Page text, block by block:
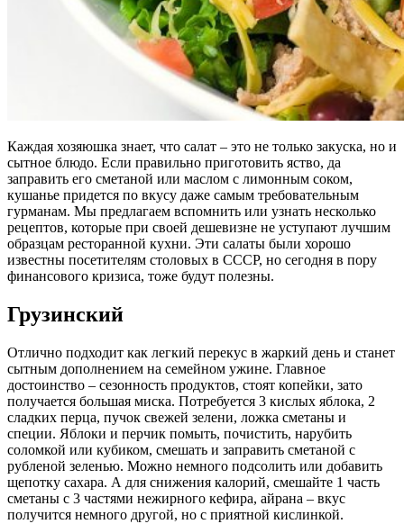
Каждая хозяюшка знает, что салат – это не только закуска, но и
сытное блюдо. Если правильно приготовить яство, да
заправить его сметаной или маслом с лимонным соком,
кушанье придется по вкусу даже самым требовательным
гурманам. Мы предлагаем вспомнить или узнать несколько
рецептов, которые при своей дешевизне не уступают лучшим
образцам ресторанной кухни. Эти салаты были хорошо
известны посетителям столовых в СССР, но сегодня в пору
финансового кризиса, тоже будут полезны.
Грузинский
Отлично подходит как легкий перекус в жаркий день и станет
сытным дополнением на семейном ужине. Главное
достоинство – сезонность продуктов, стоят копейки, зато
получается большая миска. Потребуется 3 кислых яблока, 2
сладких перца, пучок свежей зелени, ложка сметаны и
специи. Яблоки и перчик помыть, почистить, нарубить
соломкой или кубиком, смешать и заправить сметаной с
рубленой зеленью. Можно немного подсолить или добавить
щепотку сахара. А для снижения калорий, смешайте 1 часть
сметаны с 3 частями нежирного кефира, айрана – вкус
получится немного другой, но с приятной кислинкой.